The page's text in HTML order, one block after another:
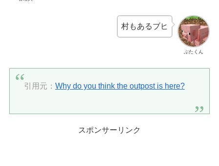
ぶたくん
村もあるブヒ
引用元： Why do you think the outpost is here?
スポンサーリンク